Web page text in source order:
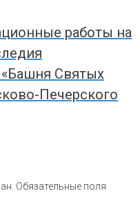
работы на
Святых
Печерского
Обязательные поля